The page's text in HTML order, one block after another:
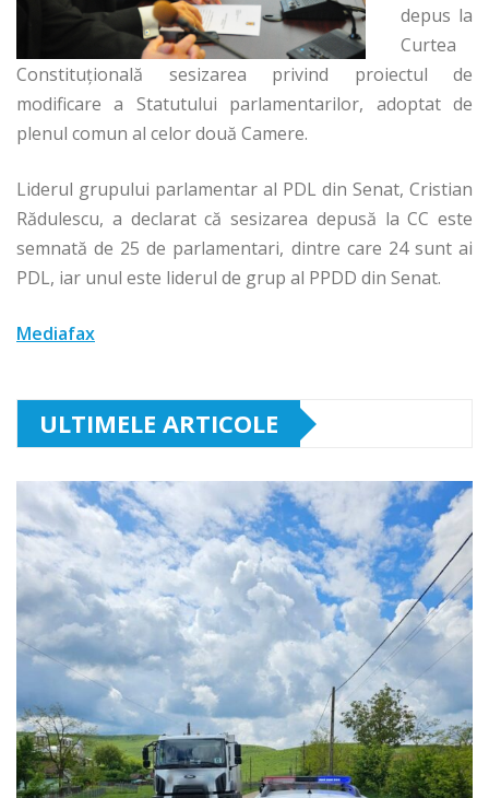
depus la
Curtea
Constituţională sesizarea privind proiectul de
modificare a Statutului parlamentarilor, adoptat de
plenul comun al celor două Camere.
Liderul grupului parlamentar al PDL din Senat, Cristian
Rădulescu, a declarat că sesizarea depusă la CC este
semnată de 25 de parlamentari, dintre care 24 sunt ai
PDL, iar unul este liderul de grup al PPDD din Senat.
Mediafax
ULTIMELE ARTICOLE